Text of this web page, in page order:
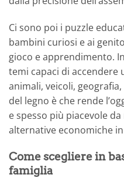
Ci sono poi i puzzle
bambini curiosi e ai
gioco e apprendimento.
temi capaci di accendere
animali, veicoli,
del legno è che rende
e spesso più piacevole
alternative economiche
Come scegliere in
famiglia